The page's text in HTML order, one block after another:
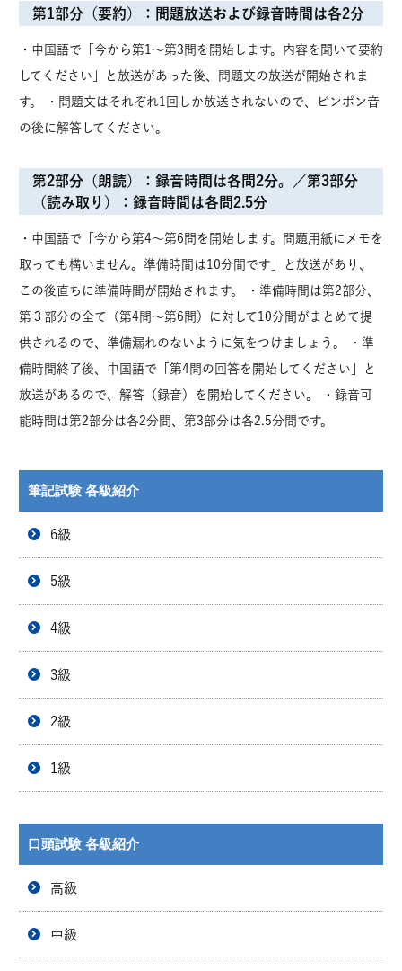
第1部分（要約）：問題放送および録音時間は各2分
・ 中国語で「今から第1～第3問を開始します。内容を聞いて要約
してください」と放送があった後、問題文の放送が開始されま
す。 ・ 問題文はそれぞれ1回しか放送されないので、ピンポン音
の後に解答してください。
第2部分（朗読）：録音時間は各問2分。／第3部分
（読み取り）：録音時間は各問2.5分
・ 中国語で「今から第4～第6問を開始します。問題用紙にメモを
取っても構いません。準備時間は10分間です」と放送があり、
この後直ちに準備時間が開始されます。 ・ 準備時間は第2部分、
第３部分の全て（第4問～第6問）に対して10分間がまとめて提
供されるので、準備漏れのないように気をつけましょう。 ・ 準
備時間終了後、中国語で「第4問の回答を開始してください」と
放送があるので、解答（録音）を開始してください。 ・ 録音可
能時間は第2部分は各2分間、第3部分は各2.5分間です。
筆記試験 各級紹介
6級
5級
4級
3級
2級
1級
口頭試験 各級紹介
高級
中級